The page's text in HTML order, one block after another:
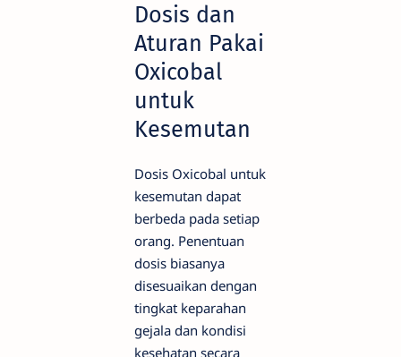
Dosis dan
Aturan Pakai
Oxicobal
untuk
Kesemutan
Dosis Oxicobal untuk
kesemutan dapat
berbeda pada setiap
orang. Penentuan
dosis biasanya
disesuaikan dengan
tingkat keparahan
gejala dan kondisi
kesehatan secara